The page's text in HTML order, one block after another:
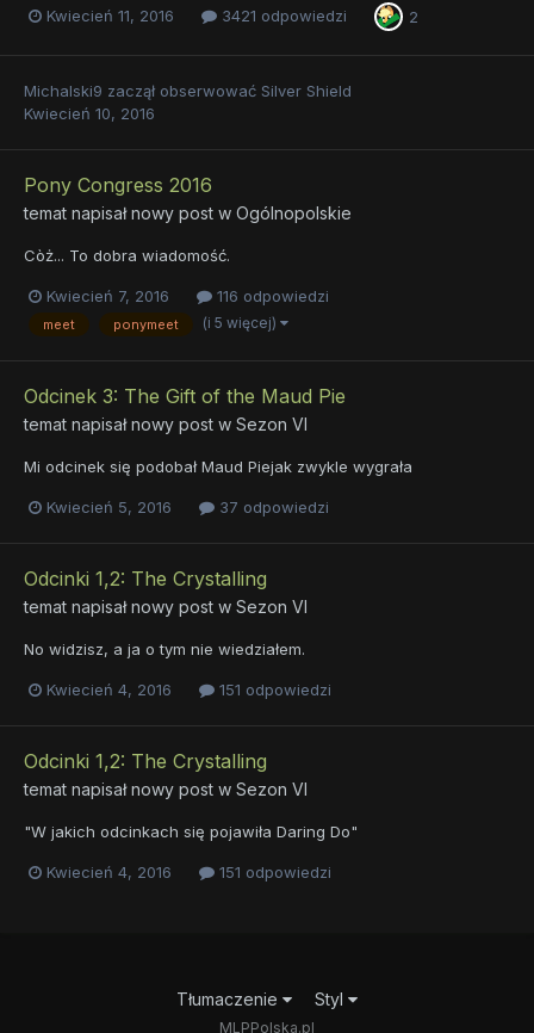
Kwiecień 11, 2016 3421 odpowiedzi 2
Michalski9 zaczął obserwować Silver Shield
Kwiecień 10, 2016
Pony Congress 2016
temat napisał nowy post w Ogólnopolskie
Còż... To dobra wiadomość.
Kwiecień 7, 2016 116 odpowiedzi
meet ponymeet (i 5 więcej)
Odcinek 3: The Gift of the Maud Pie
temat napisał nowy post w Sezon VI
Mi odcinek się podobał Maud Piejak zwykle wygrała
Kwiecień 5, 2016 37 odpowiedzi
Odcinki 1,2: The Crystalling
temat napisał nowy post w Sezon VI
No widzisz, a ja o tym nie wiedziałem.
Kwiecień 4, 2016 151 odpowiedzi
Odcinki 1,2: The Crystalling
temat napisał nowy post w Sezon VI
"W jakich odcinkach się pojawiła Daring Do"
Kwiecień 4, 2016 151 odpowiedzi
Tłumaczenie Styl
MLPPolska.pl